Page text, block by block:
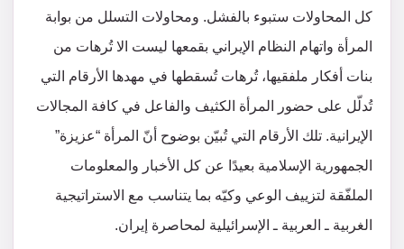
كل المحاولات ستبوء بالفشل. ومحاولات التسلل من بوابة
المرأة واتهام النظام الإيراني بقمعها ليست الا تُرهات من
بنات أفكار ملفقيها، تُرهات تُسقطها في مهدها الأرقام التي
تُدلّل على حضور المرأة الكثيف والفاعل في كافة المجالات
الإيرانية. تلك الأرقام التي تُبيّن بوضوح أنّ المرأة “عزيزة”
الجمهورية الإسلامية بعيدًا عن كل الأخبار والمعلومات
الملفّقة لتزييف الوعي وكيّه بما يتناسب مع الاستراتيجية
الغربية ـ العربية ـ الإسرائيلية لمحاصرة إيران.